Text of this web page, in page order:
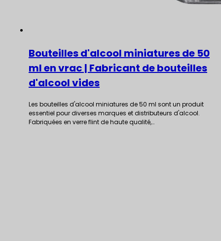
Bouteilles d'alcool miniatures de 50
ml en vrac | Fabricant de bouteilles
d'alcool vides
Les bouteilles d'alcool miniatures de 50 ml sont un produit
essentiel pour diverses marques et distributeurs d'alcool.
Fabriquées en verre flint de haute qualité,…